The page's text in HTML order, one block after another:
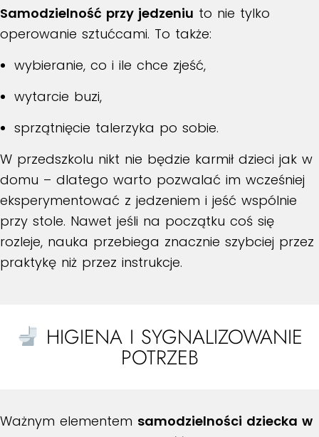
Samodzielność przy jedzeniu to nie tylko
operowanie sztućcami. To także:
wybieranie, co i ile chce zjeść,
wytarcie buzi,
sprzątnięcie talerzyka po sobie.
W przedszkolu nikt nie będzie karmił dzieci jak w
domu – dlatego warto pozwalać im wcześniej
eksperymentować z jedzeniem i jeść wspólnie
przy stole. Nawet jeśli na początku coś się
rozleje, nauka przebiega znacznie szybciej przez
praktykę niż przez instrukcje.
HIGIENA I SYGNALIZOWANIE
POTRZEB
Ważnym elementem samodzielności dziecka w